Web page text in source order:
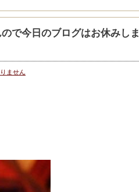
で今日のブログはお休みしま
ません